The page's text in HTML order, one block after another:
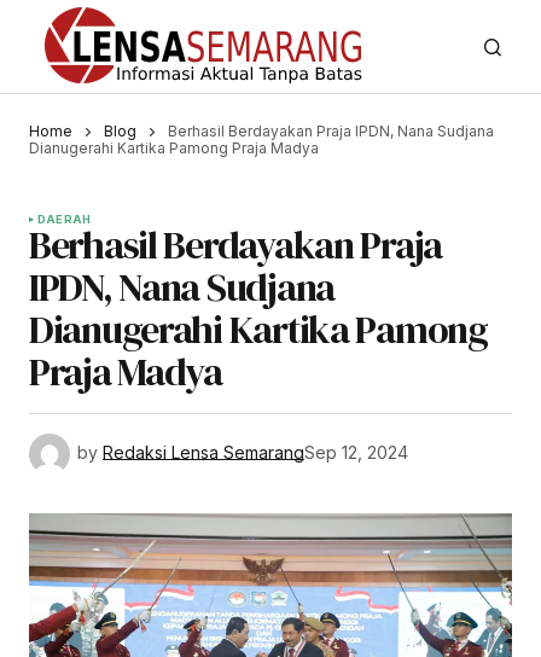
Home Blog
Berhasil Berdayakan Praja IPDN, Nana Sudjana
Dianugerahi Kartika Pamong Praja Madya
DAERAH
Berhasil Berdayakan Praja
IPDN, Nana Sudjana
Dianugerahi Kartika Pamong
Praja Madya
by Redaksi Lensa SemarangSep 12, 2024